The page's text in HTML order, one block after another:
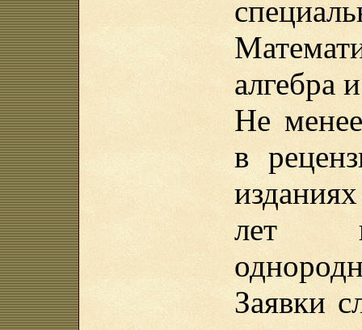
алгебра
Не
в
лет
Заявки